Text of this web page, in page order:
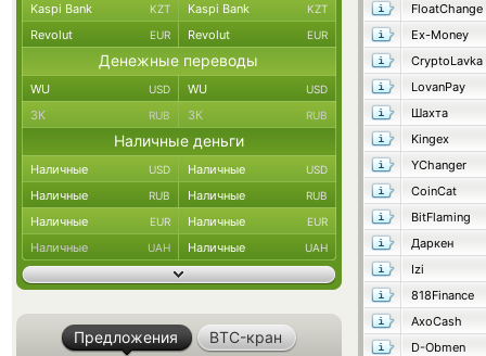
FloatChange
Ex-Money
CryptoLavka
LovanPay
Шахта
Kingex
YChanger
CoinCat
BitFlaming
Даркен
Izi
818Finance
AxoCash
D-Obmen
Kaspi Bank KZT Kaspi Bank KZT
Revolut EUR Revolut EUR
Денежные переводы
WU USD WU USD
ЗК RUB ЗК RUB
Наличные деньги
Наличные USD Наличные USD
Наличные RUB Наличные RUB
Наличные EUR Наличные EUR
Наличные UAH Наличные UAH
Предложения BTC-кран